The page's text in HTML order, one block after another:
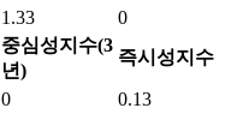
1.33
0
중심성지수(3
년)
즉시성지수
0 0.13